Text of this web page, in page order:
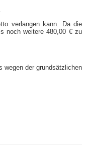
verlangen kann. Da die
noch weitere 480,00 € zu
wegen der grundsätzlichen